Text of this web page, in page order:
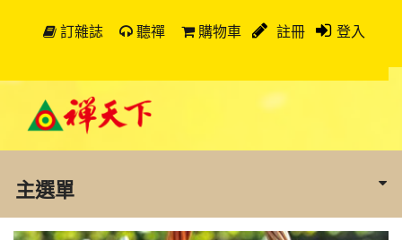
訂雜誌 聽禪 購物車 註冊 登入
主選單